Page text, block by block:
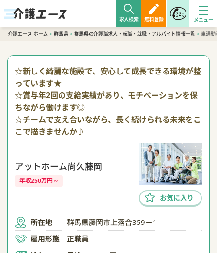
求人検索 無料登録
介護エース ホーム > 群馬県 > 群馬県の介護職求人・転職・就職・アルバイト情報一覧 > 車通
☆新しく綺麗な施設で、安心して成長できる環境が整
っています★
☆賞与年2回の支給実績があり、モチベーションを保
ちながら働けます◎
☆チームで支え合いながら、長く続けられる未来をこ
こで描きませんか♪
アットホーム尚久藤岡
年収250万円～
お気に入り
所在地
群馬県藤岡市上落合359－1
雇用形態
正職員